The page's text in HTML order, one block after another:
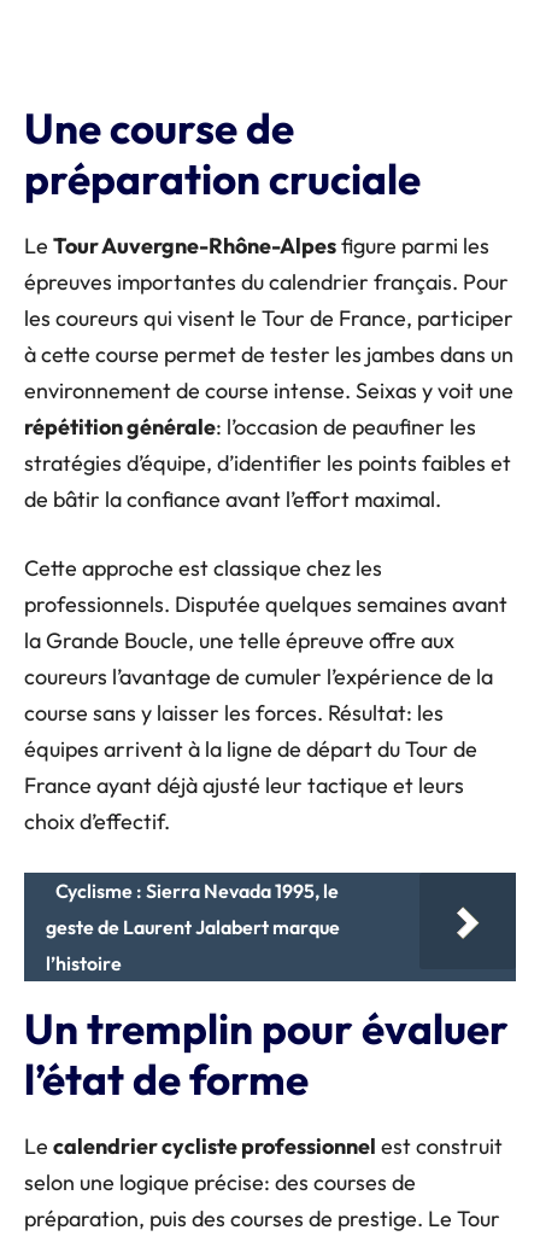
Une course de
préparation cruciale
Le Tour Auvergne-Rhône-Alpesfigure parmi les
épreuves importantes du calendrier français. Pour
les coureurs qui visent le Tour de France, participer
à cette course permet de tester les jambes dans un
environnement de course intense. Seixas y voit une
répétition générale: l’occasion de peaufiner les
stratégies d’équipe, d’identifier les points faibles et
de bâtir la confiance avant l’effort maximal.
Cette approche est classique chez les
professionnels. Disputée quelques semaines avant
la Grande Boucle, une telle épreuve offre aux
coureurs l’avantage de cumuler l’expérience de la
course sans y laisser les forces. Résultat: les
équipes arrivent à la ligne de départ du Tour de
France ayant déjà ajusté leur tactique et leurs
choix d’effectif.
Cyclisme : Sierra Nevada 1995, le
geste de Laurent Jalabert marque
l’histoire
Un tremplin pour évaluer
l’état de forme
Le calendrier cycliste professionnel est construit
selon une logique précise: des courses de
préparation, puis des courses de prestige. Le Tour